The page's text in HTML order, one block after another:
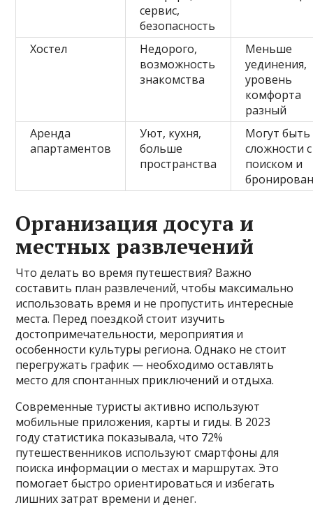
сервис,
безопасность
Хостел
Недорого,
возможность
знакомства
Меньше
уединения,
уровень
комфорта
разный
Аренда
апартаментов
Уют, кухня,
больше
пространства
Могут быть
сложности с
поиском и
Организация досуга и
местных развлечений
Что делать во время путешествия? Важно
составить план развлечений, чтобы максимально
использовать время и не пропустить интересные
места. Перед поездкой стоит изучить
достопримечательности, мероприятия и
особенности культуры региона. Однако не стоит
перегружать график — необходимо оставлять
место для спонтанных приключений и отдыха.
Современные туристы активно используют
мобильные приложения, карты и гиды. В 2023
году статистика показывала, что 72%
путешественников используют смартфоны для
поиска информации о местах и маршрутах. Это
помогает быстро ориентироваться и избегать
лишних затрат времени и денег.